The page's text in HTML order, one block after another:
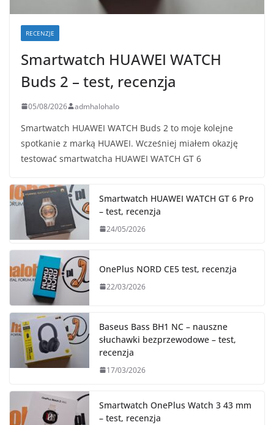
RECENZJE
Smartwatch HUAWEI WATCH
Buds 2 – test, recenzja
05/08/2026 admhalohalo
Smartwatch HUAWEI WATCH Buds 2 to moje kolejne
spotkanie z marką HUAWEI. Wcześniej miałem okazję
testować smartwatcha HUAWEI WATCH GT 6
Smartwatch HUAWEI WATCH GT 6 Pro
– test, recenzja
24/05/2026
OnePlus NORD CE5 test, recenzja
22/03/2026
Baseus Bass BH1 NC – nauszne
słuchawki bezprzewodowe – test,
recenzja
17/03/2026
Smartwatch OnePlus Watch 3 43 mm
– test, recenzja